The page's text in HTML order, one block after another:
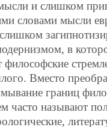
и слишком
словами мысли
в
Вместо
границ
часто называют